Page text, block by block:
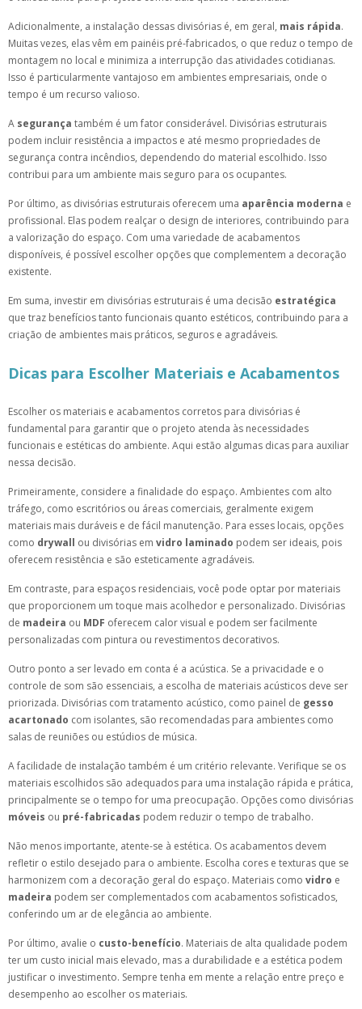
Adicionalmente, a instalação dessas divisórias é, em geral, mais rápida.
Muitas vezes, elas vêm em painéis pré-fabricados, o que reduz o tempo de
montagem no local e minimiza a interrupção das atividades cotidianas.
Isso é particularmente vantajoso em ambientes empresariais, onde o
tempo é um recurso valioso.
A segurança também é um fator considerável. Divisórias estruturais
podem incluir resistência a impactos e até mesmo propriedades de
segurança contra incêndios, dependendo do material escolhido. Isso
contribui para um ambiente mais seguro para os ocupantes.
Por último, as divisórias estruturais oferecem uma aparência moderna e
profissional. Elas podem realçar o design de interiores, contribuindo para
a valorização do espaço. Com uma variedade de acabamentos
disponíveis, é possível escolher opções que complementem a decoração
existente.
Em suma, investir em divisórias estruturais é uma decisão estratégica
que traz benefícios tanto funcionais quanto estéticos, contribuindo para a
criação de ambientes mais práticos, seguros e agradáveis.
Dicas para Escolher Materiais e Acabamentos
Escolher os materiais e acabamentos corretos para divisórias é
fundamental para garantir que o projeto atenda às necessidades
funcionais e estéticas do ambiente. Aqui estão algumas dicas para auxiliar
nessa decisão.
Primeiramente, considere a finalidade do espaço. Ambientes com alto
tráfego, como escritórios ou áreas comerciais, geralmente exigem
materiais mais duráveis e de fácil manutenção. Para esses locais, opções
como drywall ou divisórias em vidro laminado podem ser ideais, pois
oferecem resistência e são esteticamente agradáveis.
Em contraste, para espaços residenciais, você pode optar por materiais
que proporcionem um toque mais acolhedor e personalizado. Divisórias
de madeira ou MDF oferecem calor visual e podem ser facilmente
personalizadas com pintura ou revestimentos decorativos.
Outro ponto a ser levado em conta é a acústica. Se a privacidade e o
controle de som são essenciais, a escolha de materiais acústicos deve ser
priorizada. Divisórias com tratamento acústico, como painel de gesso
acartonado com isolantes, são recomendadas para ambientes como
salas de reuniões ou estúdios de música.
A facilidade de instalação também é um critério relevante. Verifique se os
materiais escolhidos são adequados para uma instalação rápida e prática,
principalmente se o tempo for uma preocupação. Opções como divisórias
móveis ou pré-fabricadas podem reduzir o tempo de trabalho.
Não menos importante, atente-se à estética. Os acabamentos devem
refletir o estilo desejado para o ambiente. Escolha cores e texturas que se
harmonizem com a decoração geral do espaço. Materiais como vidro e
madeira podem ser complementados com acabamentos sofisticados,
conferindo um ar de elegância ao ambiente.
Por último, avalie o custo-benefício. Materiais de alta qualidade podem
ter um custo inicial mais elevado, mas a durabilidade e a estética podem
justificar o investimento. Sempre tenha em mente a relação entre preço e
desempenho ao escolher os materiais.